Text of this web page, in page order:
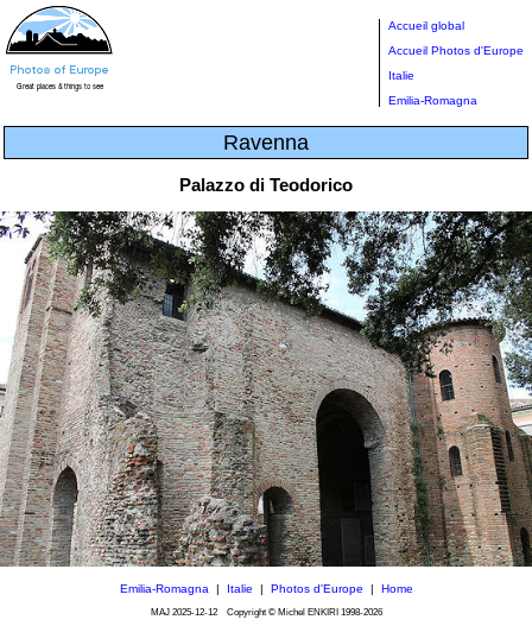
Accueil global
Accueil Photos d'Europe
Italie
Emilia-Romagna
Ravenna
Palazzo di Teodorico
Emilia-Romagna | Italie | Photos d'Europe | Home
MAJ 2025-12-12Copyright © Michel ENKIRI 1998-2026